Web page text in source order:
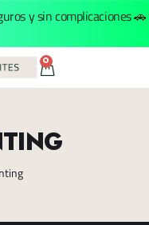
y sin complicaciones 🚗
0